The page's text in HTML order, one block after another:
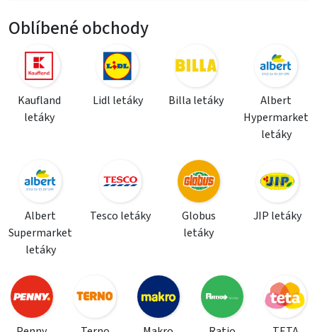
Oblíbené obchody
Kaufland
letáky
Lidl letáky Billa letáky
Albert
Hypermarket
letáky
Albert
Supermarket
letáky
Tesco letáky
Globus
letáky
JIP letáky